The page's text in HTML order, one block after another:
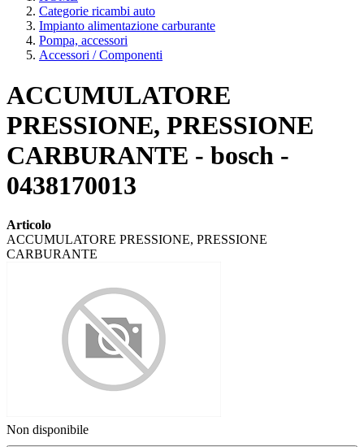
Categorie ricambi auto
Impianto alimentazione carburante
Pompa, accessori
Accessori / Componenti
ACCUMULATORE
PRESSIONE, PRESSIONE
CARBURANTE - bosch -
0438170013
Articolo
ACCUMULATORE PRESSIONE, PRESSIONE
CARBURANTE
Non disponibile